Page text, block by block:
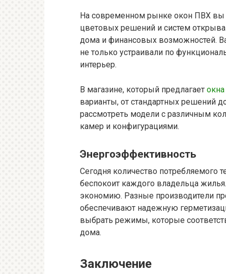
На современном рынке окон ПВХ вы
цветовых решений и систем
дома и финансовых возможностей.
не только устраивали по
интерьер.
В магазине, который предлагает
варианты, от стандартных решений
рассмотреть модели с различным
камер и конфигурациями.
Энергоэффективность
Сегодня количество потребляемого
беспокоит каждого владельца
экономию. Разные производители
обеспечивают надежную
выбрать режимы, которые
дома.
Заключение